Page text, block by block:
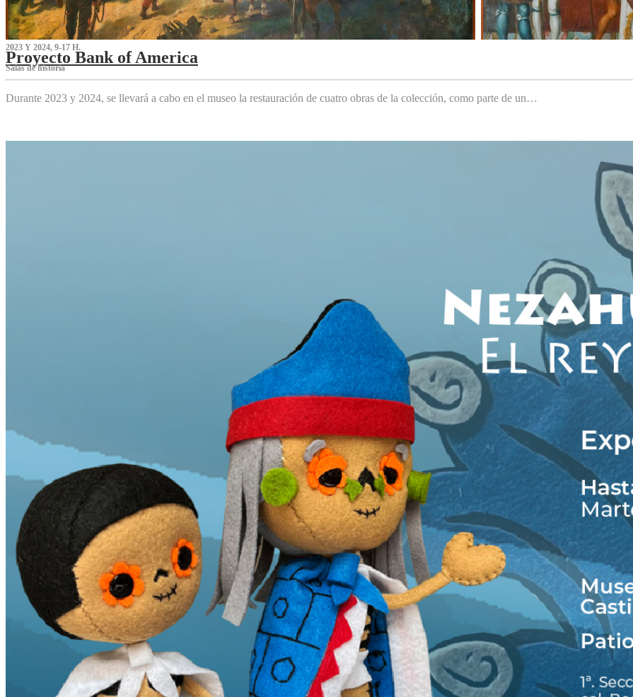
2023 Y 2024, 9-17 H.
Proyecto Bank of America
S‌alas de historia
Durante 2023 y 2024, se llevará a cabo en el museo la restauración de cuatro obras de la colección, como parte de un…